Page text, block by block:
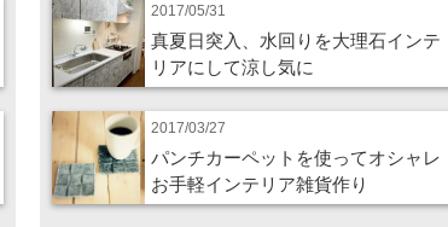
2017/05/31
真夏日突入、水回りを大理石インテ
リアにして涼し気に
2017/03/27
パンチカーペットを使ってオシャレ
お手軽インテリア雑貨作り